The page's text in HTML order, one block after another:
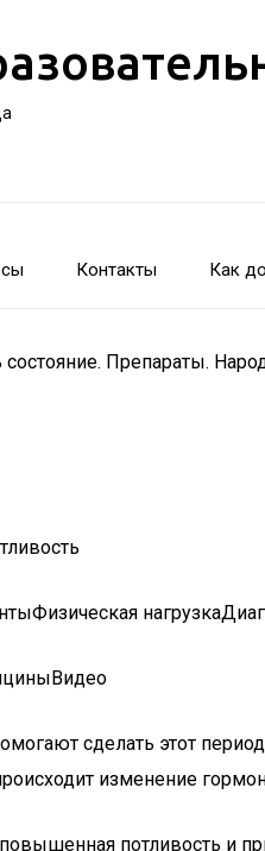
Контакты Как
Препараты.
сделать этот
изменение
потливость и